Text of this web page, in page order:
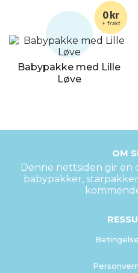
0 kr
+ frakt
Babypakke med Lille
Løve
OM
Denne nettsiden gir en
babypakker,